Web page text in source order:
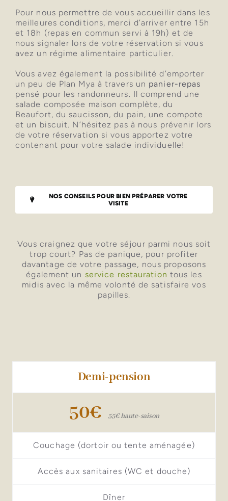
Pour nous permettre de vous accueillir dans les
meilleures conditions, merci d’arriver entre 15h
et 18h (repas en commun servi à 19h) et de
nous signaler lors de votre réservation si vous
avez un régime alimentaire particulier.
Vous avez également la possibilité d’emporter
un peu de Plan Mya à travers un panier-repas
pensé pour les randonneurs. Il comprend une
salade composée maison complète, du
Beaufort, du saucisson, du pain, une compote
et un biscuit. N’hésitez pas à nous prévenir lors
de votre réservation si vous apportez votre
contenant pour votre salade individuelle!
NOS CONSEILS POUR BIEN PRÉPARER VOTRE
VISITE
Vous craignez que votre séjour parmi nous soit
trop court? Pas de panique, pour profiter
davantage de votre passage, nous proposons
également un service restauration tous les
midis avec la même volonté de satisfaire vos
papilles.
Demi-pension
50€ 55€ haute-saison
Couchage (dortoir ou tente aménagée)
Accès aux sanitaires (WC et douche)
Dîner